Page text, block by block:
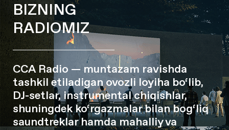
BIZNING
RADIOMIZ
CCA Radio — muntazam ravishda
tashkil etiladigan ovozli loyiha bo‘lib,
DJ-setlar, instrumental chiqishlar,
shuningdek ko‘rgazmalar bilan bog‘liq
saundtreklar hamda mahalliy va